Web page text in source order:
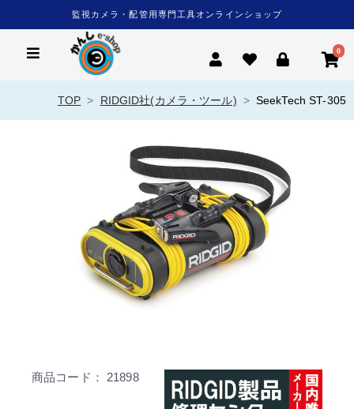
監視カメラ・配管用専門工具オンラインショップ
0
TOP RIDGID社(カメラ・ツール) SeekTech ST-305
商品コード： 21898